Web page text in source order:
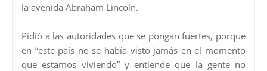
la avenida Abraham Lincoln.
Pidió a las autoridades que se pongan fuertes, porque
en “este país no se había visto jamás en el momento
que estamos viviendo” y entiende que la gente no